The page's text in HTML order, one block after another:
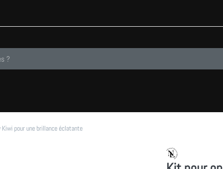
Pendant que vous tapez, les premiers résultats apparaissent
pour une brillance éclatante